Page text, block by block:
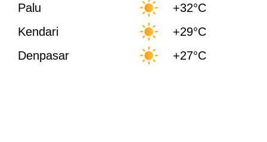
Palu
+32°C
Kendari
+29°C
Denpasar
+27°C